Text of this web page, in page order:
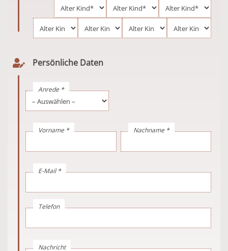
Persönliche Daten
Anrede *
Vorname * Nachname *
E-Mail *
Telefon
Nachricht